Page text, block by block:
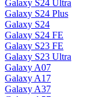
Galaxy S24 Ultra
Galaxy S24 Plus
Galaxy S24
Galaxy S24 FE
Galaxy S23 FE
Galaxy S23 Ultra
Galaxy A07
Galaxy A17
Galaxy A37